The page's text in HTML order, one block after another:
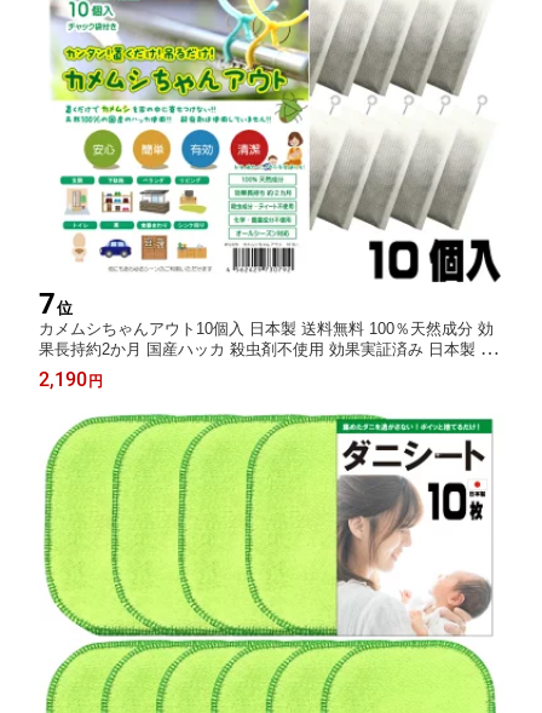
7位
カメムシちゃんアウト10個入 日本製 送料無料 100％天然成分 効
果長持約2か月 国産ハッカ 殺虫剤不使用 効果実証済み 日本製 忌
避 カメムシ対策 カメムシ忌避剤 カメムシ退治 吊り下げ ミント
2,190 円